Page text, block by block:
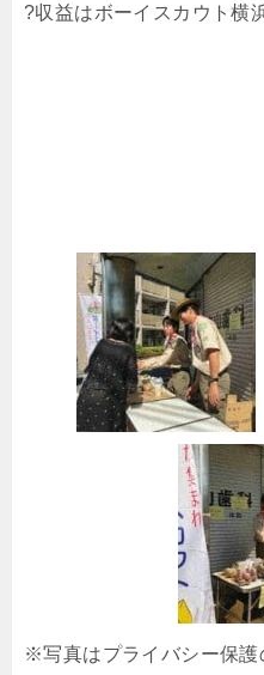
?収益はボーイスカウト横
※写真はプライバシー保護